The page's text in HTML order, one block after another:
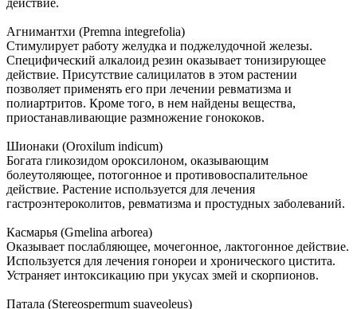
Агнимантхи (Premna integrefolia)
Стимулирует работу желудка и поджелудочной железы.
Специфический алкалоид резин оказывает тонизирующее
действие. Присутствие салицилатов в этом растении
позволяет применять его при лечении ревматизма и
полиартритов. Кроме того, в нем найдены вещества,
приостанавливающие размножение гонококов.
Шионаки (Oroxilum indicum)
Богата гликозидом ороксилоном, оказывающим
болеутоляющее, потогонное и противовоспалительное
действие. Растение используется для лечения
гастроэнтероколитов, ревматизма и простудных заболеваний.
Касмарья (Gmelina arborea)
Оказывает послабляющее, мочегонное, лактогонное действие.
Используется для лечения гонореи и хронического цистита.
Устраняет интоксикацию при укусах змей и скорпионов.
Патала (Stereospermum suaveoleus)